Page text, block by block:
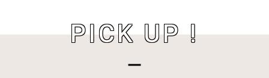
PICK UP !